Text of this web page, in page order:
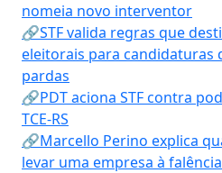
nomeia novo interventor
🔗STF valida regras que
eleitorais para candidaturas
pardas
🔗PDT aciona STF contra
TCE-RS
🔗Marcello Perino explica
levar uma empresa à falência